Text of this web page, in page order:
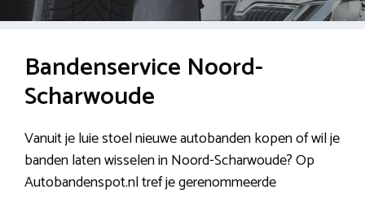
Bandenservice Noord-
Scharwoude
Vanuit je luie stoel nieuwe autobanden kopen of wil je
banden laten wisselen in Noord-Scharwoude? Op
Autobandenspot.nl tref je gerenommeerde